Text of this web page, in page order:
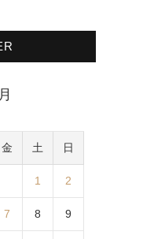
金 土 日
1 2
7 8 9